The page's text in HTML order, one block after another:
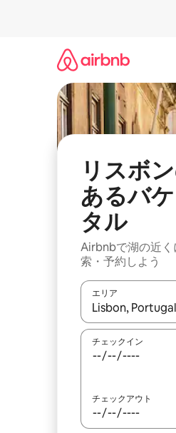
リスボ
あるバ
タル
Airbnbで湖の近く
索・予約しよう
エリア
検索結果が表示
チェックイン
チェックアウト